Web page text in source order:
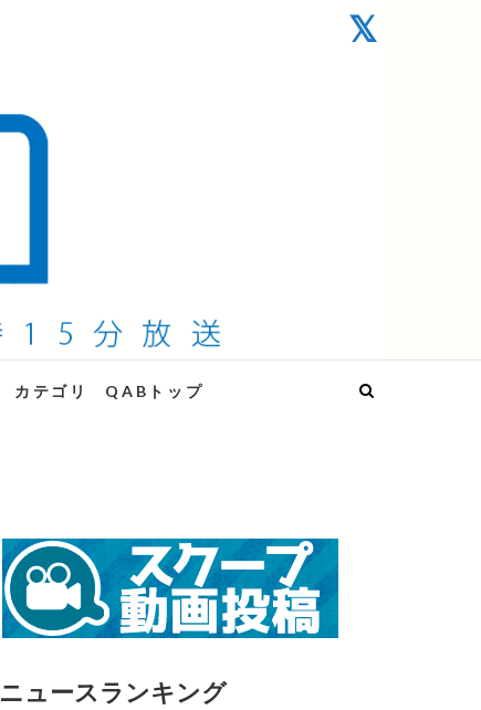
カテゴリ QABトップ
ニュースランキング